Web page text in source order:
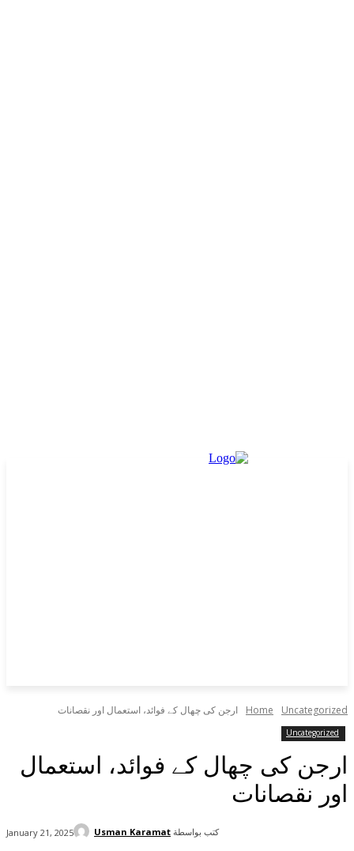
Home Uncategorized ارجن کی چھال کے فوائد، استعمال اور نقصانات
Uncategorized
ارجن کی چھال کے فوائد، استعمال
اور نقصانات
January 21, 2025 كتب بواسطة Usman Karamat